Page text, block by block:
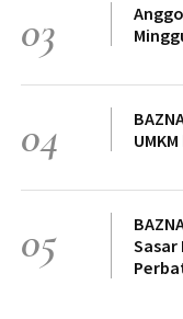
03
04
05
Sasar